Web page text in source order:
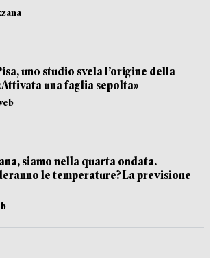
uno studio svela l’origine della
una faglia sepolta»
siamo nella quarta ondata.
le temperature? La previsione